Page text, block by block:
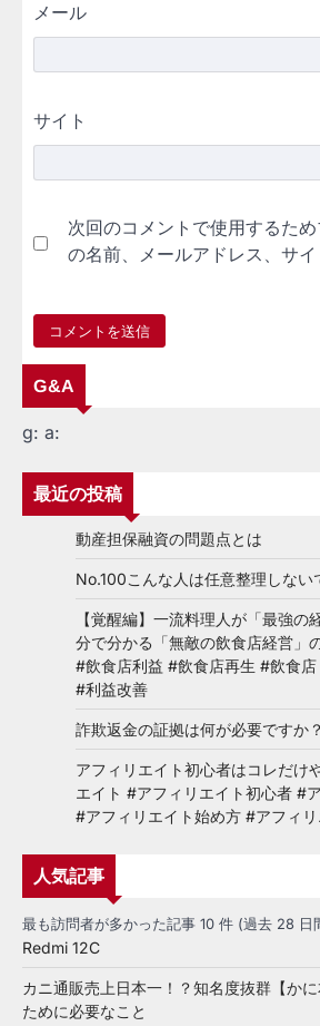
メール
サイト
次回のコメントで使用するた
の名前、メールアドレス、サイ
G&A
g: a:
最近の投稿
動産担保融資の問題点とは
No.100こんな人は任意整理しない
【覚醒編】一流料理人が「最強の
分で分かる「無敵の飲食店経営」
#飲食店利益 #飲食店再生 #飲食
#利益改善
詐欺返金の証拠は何が必要ですか？
アフィリエイト初心者はコレだけ
エイト #アフィリエイト初心者 #
#アフィリエイト始め方 #アフィ
人気記事
最も訪問者が多かった記事 10 件 (過去 28 日
Redmi 12C
カニ通販売上日本一！？知名度抜群【か
ために必要なこと